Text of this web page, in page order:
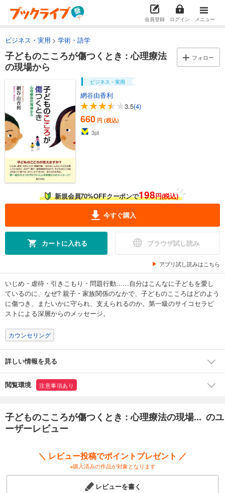
会員登録 ログイン メニュー
ビジネス・実用 学術・語学
子どものこころが傷つくとき : 心理療法
の現場から
フォロー
ビジネス・実用
網谷由香利
3.5(4)
660 円 (税込)
3pt
新規会員70%OFFクーポンで198円(税込)
今すぐ購入
カートに入れる ブラウザ試し読み
アプリ試し読みはこちら
いじめ・虐待・引きこもり・問題行動……自分はこんなに子どもを愛し
ているのに、なぜ? 親子・家族関係のなかで、子どものこころはどのよう
に傷つき、またいかに守られ、支えられるのか。第一級のサイコセラピ
ストによる深層からのメッセージ。
カウンセリング
詳しい情報を見る
閲覧環境 注意事項あり
子どものこころが傷つくとき : 心理療法の現場... のユ
ーザーレビュー
＼ レビュー投稿でポイントプレゼント ／
※購入済みの作品が対象となります
レビューを書く